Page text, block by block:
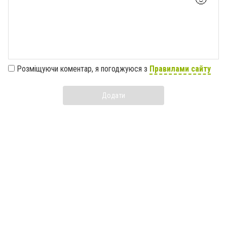
Розміщуючи коментар, я погоджуюся з Правилами сайту
Додати